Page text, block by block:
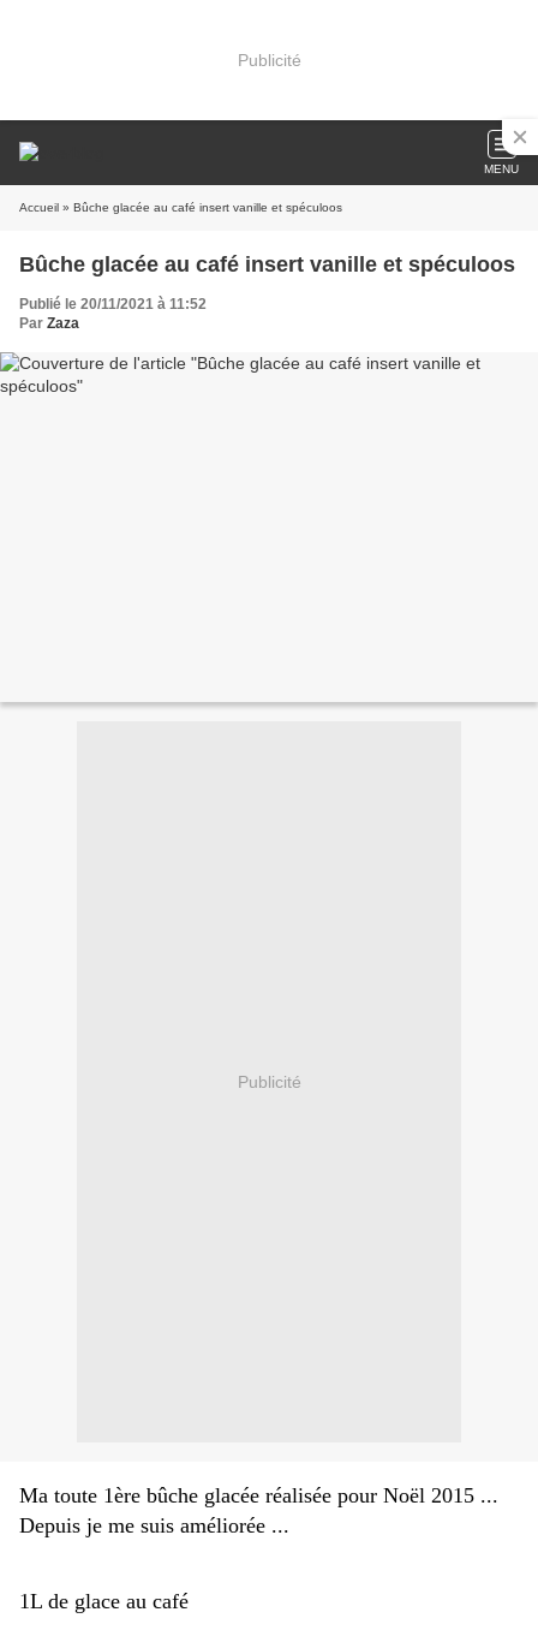
Publicité
MENU
Accueil » Bûche glacée au café insert vanille et spéculoos
Bûche glacée au café insert vanille et spéculoos
Publié le 20/11/2021 à 11:52
Par Zaza
Publicité
Ma toute 1ère bûche glacée réalisée pour Noël 2015 ...
Depuis je me suis améliorée ...
1L de glace au café